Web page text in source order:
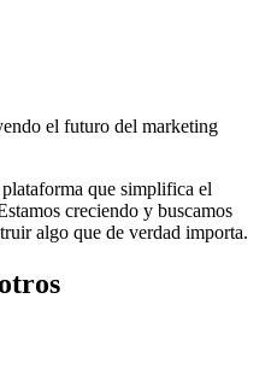
el futuro del marketing
que simplifica el
creciendo y buscamos
algo que de verdad importa.